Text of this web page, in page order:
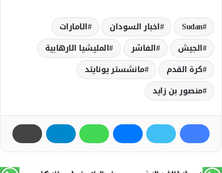
Sudan اخبار السودان
الامارات
الجيش
الفاشر
المليشيا الارھابية
كرة القدم
مانشستر يونايتد
منصور بن زايد